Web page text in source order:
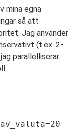
mina egna
så att
Jag använder
(t.ex. 2-
parallelliserar.